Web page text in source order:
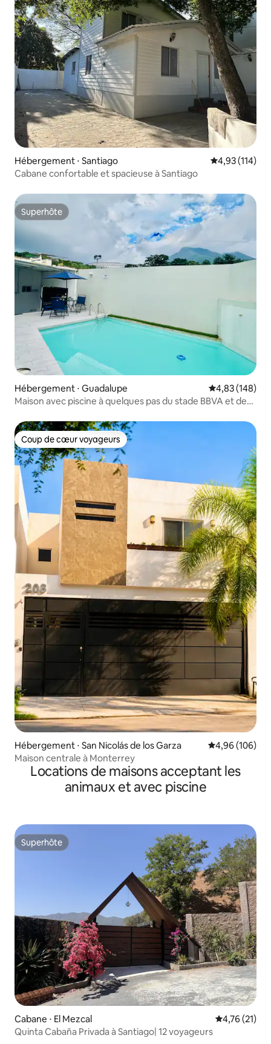
Hébergement ⋅ Santiago Évaluation
4,93 (114)
Cabane confortable et spacieuse à Santiago
Superhôte
Superhôte
Hébergement ⋅ Guadalupe Évaluation
4,83 (148)
Maison avec piscine à quelques pas du stade BBVA et de
Coup de cœur voyageurs
Coup de cœur voyageurs
Hébergement ⋅ San Nicolás de los Garza Évaluation
4,96 (106)
Maison centrale à Monterrey
Locations de maisons acceptant les
animaux et avec piscine
Superhôte
Superhôte
Cabane ⋅ El Mezcal Évaluation
4,76 (21)
Quinta Cabaña Privada à Santiago| 12 voyageurs